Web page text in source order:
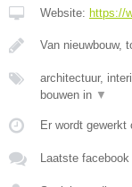
Website: https://
Van nieuwbouw,
architectuur,
bouwen in ▼
Er wordt gewerkt
Laatste